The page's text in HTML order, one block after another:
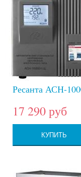
Ресанта АСН-
17 290 руб
КУПИТЬ